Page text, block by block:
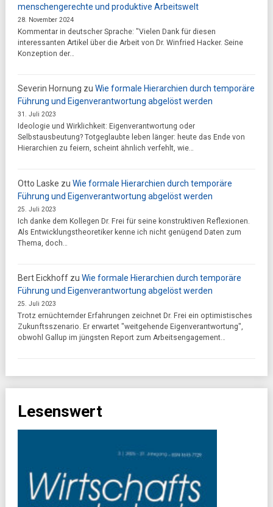
menschengerechte und produktive Arbeitswelt
28. November 2024
Kommentar in deutscher Sprache: "Vielen Dank für diesen
interessanten Artikel über die Arbeit von Dr. Winfried Hacker. Seine
Konzeption der…
Severin Hornung zu Wie formale Hierarchien durch temporäre
Führung und Eigenverantwortung abgelöst werden
31. Juli 2023
Ideologie und Wirklichkeit: Eigenverantwortung oder
Selbstausbeutung? Totgeglaubte leben länger: heute das Ende von
Hierarchien zu feiern, scheint ähnlich verfehlt, wie…
Otto Laske zu Wie formale Hierarchien durch temporäre
Führung und Eigenverantwortung abgelöst werden
25. Juli 2023
Ich danke dem Kollegen Dr. Frei für seine konstruktiven Reflexionen.
Als Entwicklungstheoretiker kenne ich nicht genügend Daten zum
Thema, doch…
Bert Eickhoffzu Wie formale Hierarchien durch temporäre
Führung und Eigenverantwortung abgelöst werden
25. Juli 2023
Trotz ernüchternder Erfahrungen zeichnet Dr. Frei ein optimistisches
Zukunftsszenario. Er erwartet "weitgehende Eigenverantwortung",
obwohl Gallup im jüngsten Report zum Arbeitsengagement…
Lesenswert